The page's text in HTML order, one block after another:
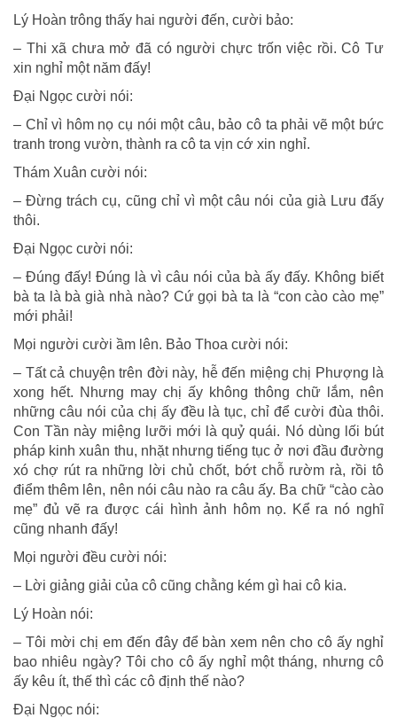
Lý Hoàn trông thấy hai người đến, cười bảo:
– Thi xã chưa mở đã có người chực trốn việc rồi. Cô Tư
xin nghỉ một năm đấy!
Đại Ngọc cười nói:
– Chỉ vì hôm nọ cụ nói một câu, bảo cô ta phải vẽ một bức
tranh trong vườn, thành ra cô ta vịn cớ xin nghỉ.
Thám Xuân cười nói:
– Đừng trách cụ, cũng chỉ vì một câu nói của già Lưu đấy
thôi.
Đại Ngọc cười nói:
– Đúng đấy! Đúng là vì câu nói của bà ấy đấy. Không biết
bà ta là bà già nhà nào? Cứ gọi bà ta là “con cào cào mẹ”
mới phải!
Mọi người cười ầm lên. Bảo Thoa cười nói:
– Tất cả chuyện trên đời này, hễ đến miệng chị Phượng là
xong hết. Nhưng may chị ấy không thông chữ lắm, nên
những câu nói của chị ấy đều là tục, chỉ để cười đùa thôi.
Con Tần này miệng lưỡi mới là quỷ quái. Nó dùng lối bút
pháp kinh xuân thu, nhặt nhưng tiếng tục ở nơi đầu đường
xó chợ rút ra những lời chủ chốt, bớt chỗ rườm rà, rồi tô
điểm thêm lên, nên nói câu nào ra câu ấy. Ba chữ “cào cào
mẹ” đủ vẽ ra được cái hình ảnh hôm nọ. Kể ra nó nghĩ
cũng nhanh đấy!
Mọi người đều cười nói:
– Lời giảng giải của cô cũng chằng kém gì hai cô kia.
Lý Hoàn nói:
– Tôi mời chị em đến đây để bàn xem nên cho cô ấy nghỉ
bao nhiêu ngày? Tôi cho cô ấy nghỉ một tháng, nhưng cô
ấy kêu ít, thế thì các cô định thế nào?
Đại Ngọc nói: